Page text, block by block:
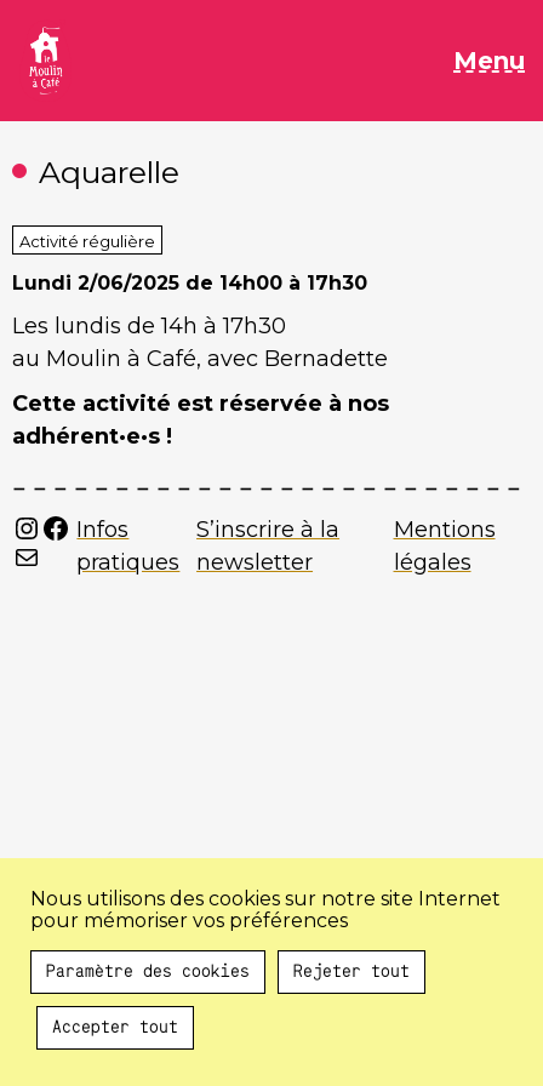
contenu
Menu
Aquarelle
Activité régulière
Lundi 2/06/2025 de 14h00 à 17h30
Les lundis de 14h à 17h30
au Moulin à Café, avec Bernadette
Cette activité est réservée à nos
adhérent·e·s !
Instagram
Facebook
Mail
Infos
pratiques
S’inscrire à la
newsletter
Mentions
légales
Au programme !
Nous utilisons des cookies sur notre site Internet
pour mémoriser vos préférences
Paramètre des cookies Rejeter tout
Accepter tout